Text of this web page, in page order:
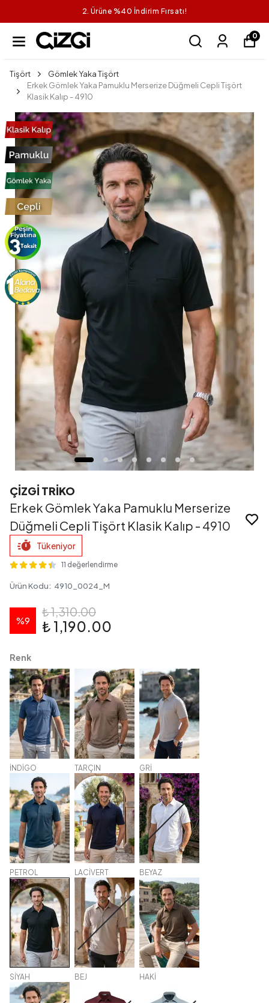
1 Alana 1 Bedava
0
Tişört
Gömlek Yaka Tişört
Erkek Gömlek Yaka Pamuklu Merserize Düğmeli Cepli Tişört
Klasik Kalıp - 4910
ÇİZGİ TRİKO
Erkek Gömlek Yaka Pamuklu Merserize
Düğmeli Cepli Tişört Klasik Kalıp - 4910
Tükeniyor
11 değerlendirme
Ürün Kodu: 4910_0024_M
%9
₺ 1,310.00
₺ 1,190.00
Renk
İNDİGO TARÇIN GRİ
PETROL LACİVERT BEYAZ
SİYAH BEJ HAKİ